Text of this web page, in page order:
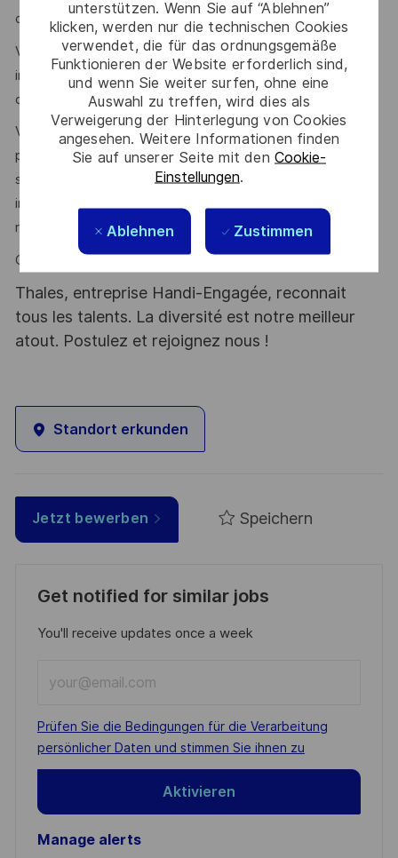
unterstützen. Wenn Sie auf “Ablehnen”
klicken, werden nur die technischen Cookies
verwendet, die für das ordnungsgemäße
Funktionieren der Website erforderlich sind,
und wenn Sie weiter surfen, ohne eine
Auswahl zu treffen, wird dies als
Verweigerung der Hinterlegung von Cookies
angesehen. Weitere Informationen finden
Sie auf unserer Seite mit den Cookie-
Einstellungen.
Ablehnen Zustimmen
dans votre carrière.
Vous serez intégré dans une équipe dynamique et
innovante, où la collaboration et le soutien mutuel sont au
cœur de notre culture.
Vous êtes passionné par les défis techniques autour des
programmes de migration applicative dans le cloud et
souhaitez travailler dans un environnement dynamique et
innovant, tout en contribuant à un monde plus sûr,
respectueux de l’environnement et inclusif ?
Ce poste est pour vous !
Thales, entreprise Handi-Engagée, reconnait
tous les talents. La diversité est notre meilleur
atout. Postulez et rejoignez nous !
Standort erkunden
Jetzt bewerben Speichern
Get notified for similar jobs
You'll receive updates once a week
Email
address
(Required)
Required
Prüfen Sie die Bedingungen für die Verarbeitung
persönlicher Daten und stimmen Sie ihnen zu
Aktivieren
Manage alerts